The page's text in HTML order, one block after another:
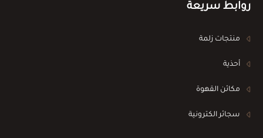
روابط سريعة
منتجات زلمة
أحذية
مكائن القهوة
سجائر الكترونية